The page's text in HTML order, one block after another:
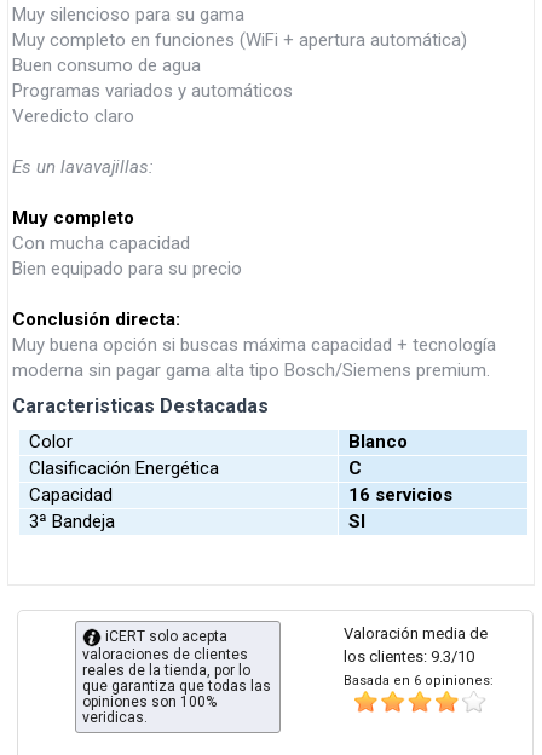
Muy silencioso para su gama
Muy completo en funciones (WiFi + apertura automática)
Buen consumo de agua
Programas variados y automáticos
Veredicto claro
Es un lavavajillas:
Muy completo
Con mucha capacidad
Bien equipado para su precio
Conclusión directa:
Muy buena opción si buscas máxima capacidad + tecnología
moderna sin pagar gama alta tipo Bosch/Siemens premium.
Caracteristicas Destacadas
Color
Blanco
Clasificación Energética
C
Capacidad
16 servicios
3ª Bandeja
SI
Valoración media de
los clientes: 9.3/10
Basada en 6 opiniones:
iCERT solo acepta
valoraciones de clientes
reales de la tienda, por lo
que garantiza que todas las
opiniones son 100%
veridicas.